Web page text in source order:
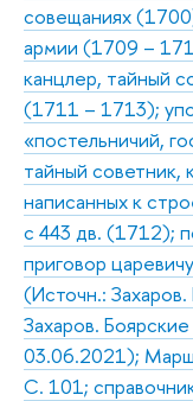
совещаниях
армии (1709 –
канцлер, тайный
(1711 – 1713);
«постельничий,
тайный советник,
написанных к
с 443 дв. (1712);
приговор
(Источн.:
Захаров.
03.06.2021);
С. 101;